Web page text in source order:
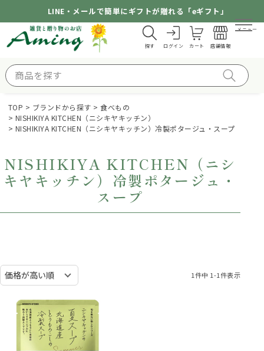
LINE・メールで簡単にギフトが贈れる「eギフト」
探す ログイン カート 店舗情報
メニュー
TOP ブランドから探す
食べもの
NISHIKIYA KITCHEN（ニシキヤキッチン）
NISHIKIYA KITCHEN（ニシキヤキッチン）冷製ポタージュ・スープ
NISHIKIYA KITCHEN（ニシ
キヤキッチン）冷製ポタージュ・
スープ
1件中 1-1件表示